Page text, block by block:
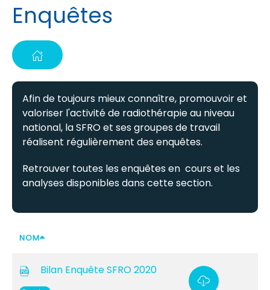
Enquêtes
Afin de toujours mieux connaître, promouvoir et
valoriser l'activité de radiothérapie au niveau
national, la SFRO et ses groupes de travail
réalisent régulièrement des enquêtes.
Retrouver toutes les enquêtes en cours et les
analyses disponibles dans cette section.
NOM
Bilan Enquête SFRO 2020